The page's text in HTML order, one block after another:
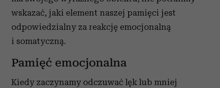
wskazać, jaki element naszej pamięci jest
odpowiedzialny za reakcję emocjonalną
i somatyczną.
Pamięć emocjonalna
Kiedy zaczynamy odczuwać lęk lub mniej